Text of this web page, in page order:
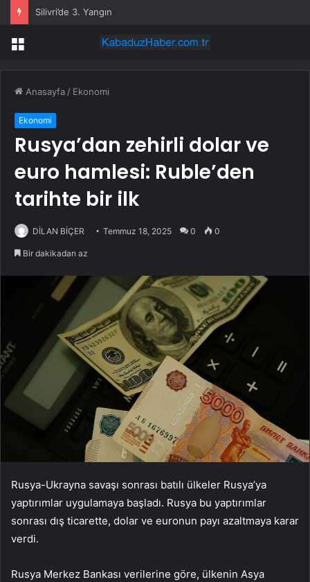
Silivri’de 3. Yangın
Menü
Anasayfa / Ekonomi
Ekonomi
Rusya’dan zehirli dolar ve
euro hamlesi: Ruble’den
tarihte bir ilk
DİLAN BİÇER Temmuz 18, 2025 0 0
Bir dakikadan az
Rusya-Ukrayna savaşı sonrası batılı ülkeler Rusya’ya
yaptırımlar uygulamaya başladı. Rusya bu yaptırımlar
sonrası dış ticarette, dolar ve euronun payı azaltmaya karar
verdi.
Rusya Merkez Bankası verilerine göre, ülkenin Asya